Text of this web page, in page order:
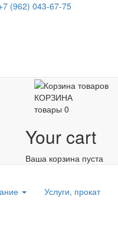
(962) 043-67-75
КОРЗИНА
товары 0
Your cart
Ваша корзина пуста
Услуги, прокат